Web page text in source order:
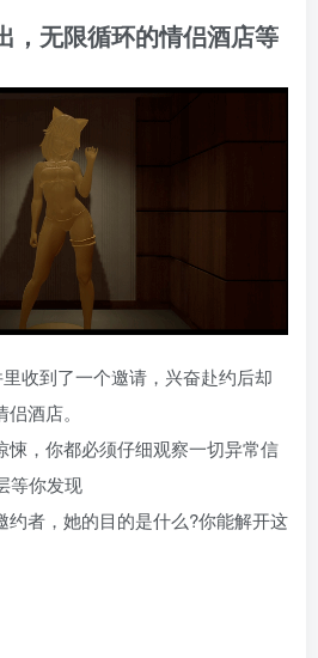
，无限循环的情侣酒店等
里收到了一个邀请，兴奋赴约后却
酒店。
悚，你都必须仔细观察一切异常信
等你发现
约者，她的目的是什么?你能解开这